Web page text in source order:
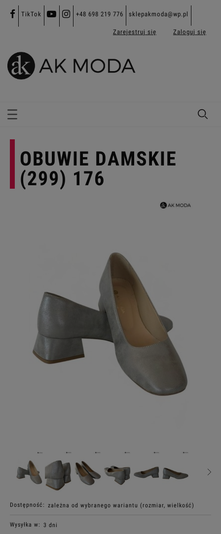
TikTok +48 698 219 776 sklepakmoda@wp.pl
Zarejestruj się Zaloguj się
OBUWIE DAMSKIE
(299) 176
Dostępność: zależna od wybranego wariantu (rozmiar, wielkość)
Wysyłka w: 3 dni